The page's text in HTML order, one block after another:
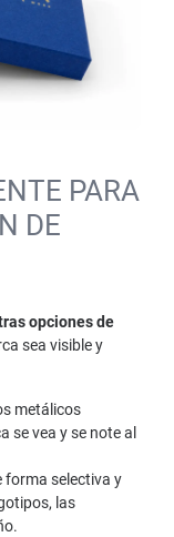
PARA
DE
opciones de
sea visible y
metálicos
se vea y se note al
forma selectiva y
las